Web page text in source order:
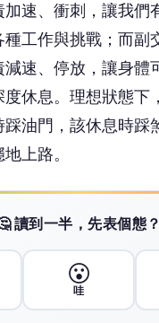
加速、衝刺，讓我們
工作與挑戰；而副
減速、停放，讓身體
休息。理想狀態下
油門，該休息時踩
上路。
讀到一半，先表個態？
😮
哇